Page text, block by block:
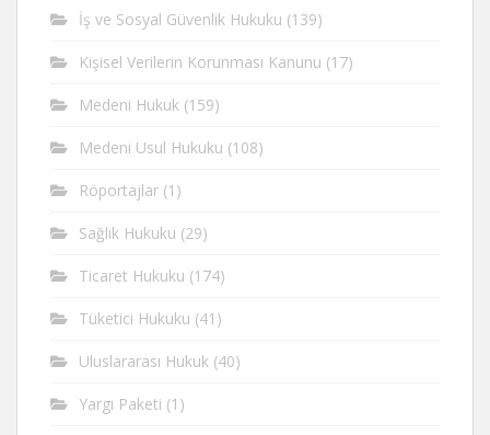
İş ve Sosyal Güvenlik Hukuku (139)
Kişisel Verilerin Korunması Kanunu (17)
Medeni Hukuk (159)
Medeni Usul Hukuku (108)
Röportajlar (1)
Sağlık Hukuku (29)
Ticaret Hukuku (174)
Tüketici Hukuku (41)
Uluslararası Hukuk (40)
Yargı Paketi (1)